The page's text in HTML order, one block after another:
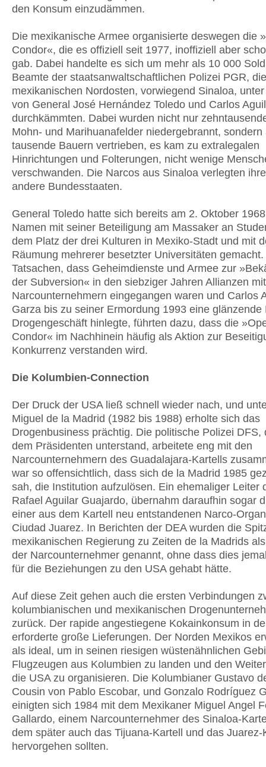
den Konsum einzudämmen.
Die mexikanische Armee organisierte deswegen die
Condor«, die es offiziell seit 1977, inoffiziell aber
gab. Dabei handelte es sich um mehr als 10 000
Beamte der staatsanwaltschaftlichen Polizei PGR,
mexikanischen Nordosten, vorwiegend Sinaloa,
von General José Hernández Toledo und Carlos
durchkämmten. Dabei wurden nicht nur
Mohn- und Marihuanafelder niedergebrannt, sondern
tausende Bauern vertrieben, es kam zu extralegalen
Hinrichtungen und Folterungen, nicht wenige
verschwanden. Die Narcos aus Sinaloa verlegten
andere Bundesstaaten.
General Toledo hatte sich bereits am 2. Oktober
Namen mit seiner Beteiligung am Massaker an
dem Platz der drei Kulturen in Mexiko-Stadt und mit
Räumung mehrerer besetzter Universitäten gemacht.
Tatsachen, dass Geheimdienste und Armee zur
der Subversion« in den siebziger Jahren Allianzen mit
Narcounternehmern eingegangen waren und Carlos
Garza bis zu seiner Ermordung 1993 eine glänzende
Drogengeschäft hinlegte, führten dazu, dass die
Condor« im Nachhinein häufig als Aktion zur
Konkurrenz verstanden wird.
Die Kolumbien-Connection
Der Druck der USA ließ schnell wieder nach, und
Miguel de la Madrid (1982 bis 1988) erholte sich das
Drogenbusiness prächtig. Die politische Polizei DFS,
dem Präsidenten unterstand, arbeitete eng mit den
Narcounternehmern des Guadalajara-Kartells
war so offensichtlich, dass sich de la Madrid 1985
sah, die Institution aufzulösen. Ein ehemaliger Leiter
Rafael Aguilar Guajardo, übernahm daraufhin sogar
einer aus dem Kartell neu entstandenen Narco-
Ciudad Juarez. In Berichten der DEA wurden die
mexikanischen Regierung zu Zeiten de la Madrids
der Narcounternehmer genannt, ohne dass dies
für die Beziehungen zu den USA gehabt hätte.
Auf diese Zeit gehen auch die ersten Verbindungen
kolumbianischen und mexikanischen
zurück. Der rapide angestiegene Kokainkonsum in
erforderte große Lieferungen. Der Norden Mexikos
als ideal, um in seinen riesigen wüstenähnlichen
Flugzeugen aus Kolumbien zu landen und den
die USA zu organisieren. Die Kolumbianer Gustavo
Cousin von Pablo Escobar, und Gonzalo Rodríguez
einigten sich 1984 mit dem Mexikaner Miguel Angel
Gallardo, einem Narcounternehmer des Sinaloa-
dem später auch das Tijuana-Kartell und das Juarez-
hervorgehen sollten.